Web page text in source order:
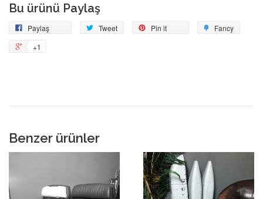
Bu ürünü Paylaş
Paylaş
Facebook'ta Tweet Tweetle Pin it Fancy
+1
Benzer ürünler